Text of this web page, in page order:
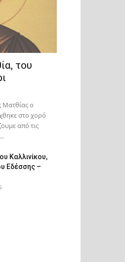
του
Ματθίας ο
στο χορό
από τις
Καλλινίκου,
Εδέσσης –